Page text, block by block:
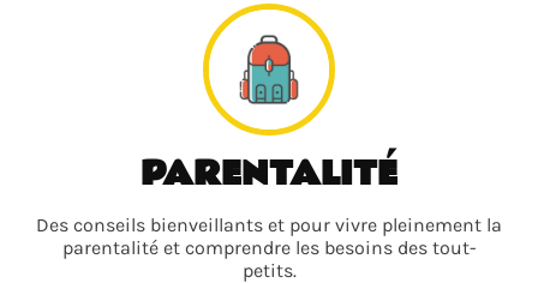
PARENTALITÉ
Des conseils bienveillants et pour vivre pleinement la
parentalité et comprendre les besoins des tout-
petits.